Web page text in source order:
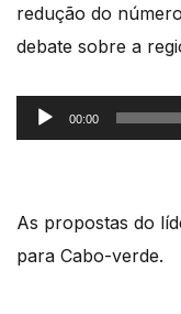
redução do
debate sobre a
Reprodutor
de
00:00
As propostas do
para Cabo-verde.